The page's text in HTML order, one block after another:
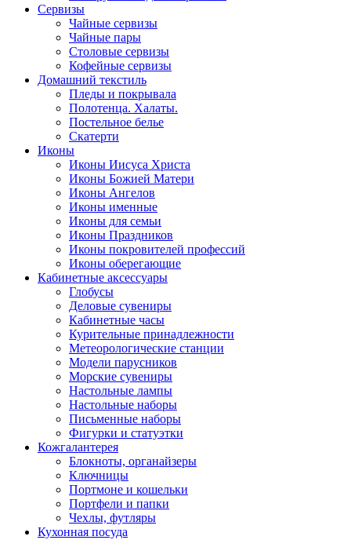
Cервизы
Чайные сервизы
Чайные пары
Столовые сервизы
Кофейные сервизы
Домашний текстиль
Пледы и покрывала
Полотенца. Халаты.
Постельное белье
Скатерти
Иконы
Иконы Иисуса Христа
Иконы Божией Матери
Иконы Ангелов
Иконы именные
Иконы для семьи
Иконы Праздников
Иконы покровителей профессий
Иконы оберегающие
Кабинетные аксессуары
Глобусы
Деловые сувениры
Кабинетные часы
Курительные принадлежности
Метеорологические станции
Модели парусников
Морские сувениры
Настольные лампы
Настольные наборы
Письменные наборы
Фигурки и статуэтки
Кожгалантерея
Блокноты, органайзеры
Ключницы
Портмоне и кошельки
Портфели и папки
Чехлы, футляры
Кухонная посуда